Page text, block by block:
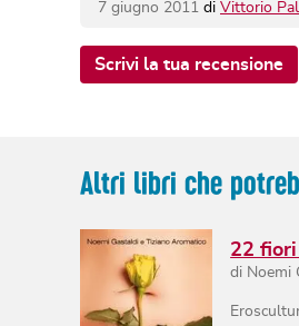
7 giugno 2011 di Vittorio
Scrivi la tua recensione
Altri libri che
22
di Noemi